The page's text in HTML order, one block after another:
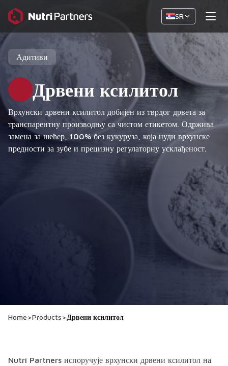
SR
Адитиви
Дрвени ксилитол
Врхунски дрвени ксилитол добијен из тврдог дрвета за
транспарентну производњу са чистом етикетом. Одржива
замена за шећер, 100% без кукуруза, која нуди врхунске
предности за зубе и прецизну регулаторну усклађеност.
Home>Products>Дрвени ксилитол
Nutri Partners испоручује врхунски дрвени ксилитол на